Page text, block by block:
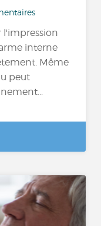
l'impression
interne
Même
peut